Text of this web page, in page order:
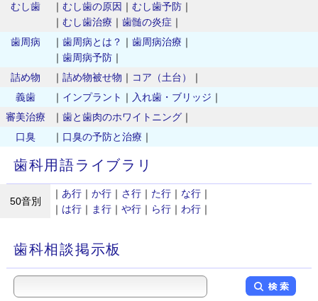
むし歯 ｜ むし歯の原因 ｜ むし歯予防 ｜
｜ むし歯治療 ｜ 歯髄の炎症 ｜
歯周病
｜ 歯周病とは？ ｜ 歯周病治療 ｜
｜ 歯周病予防 ｜
詰め物
｜ 詰め物被せ物 ｜ コア（土台）
｜
義歯
｜ インプラント ｜ 入れ歯・ブリッジ ｜
審美治療
｜ 歯と歯肉のホワイトニング ｜
口臭
｜ 口臭の予防と治療 ｜
歯科用語ライブラリ
50音別
｜ あ行 ｜ か行 ｜ さ行 ｜ た行 ｜ な行 ｜
｜ は行 ｜ ま行 ｜ や行 ｜ ら行 ｜ わ行 ｜
歯科相談掲示板